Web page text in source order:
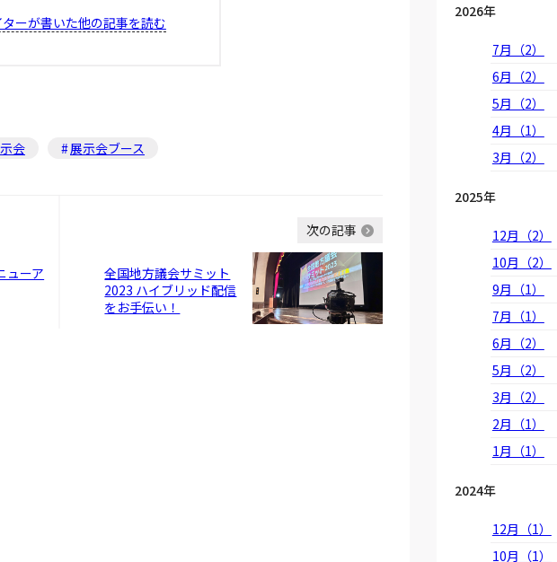
ーが書いた他の記事を読む
会 展示会ブース
ューア
次の記事
全国地方議会サミット
2023 ハイブリッド配信
をお手伝い！
2026年
7月（2）
6月（2）
5月（2）
4月（1）
3月（2）
2025年
12月（2）
10月（2）
9月（1）
7月（1）
6月（2）
5月（2）
3月（2）
2月（1）
1月（1）
2024年
12月（1）
10月（1）